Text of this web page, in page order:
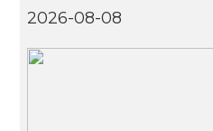
2026-08-08